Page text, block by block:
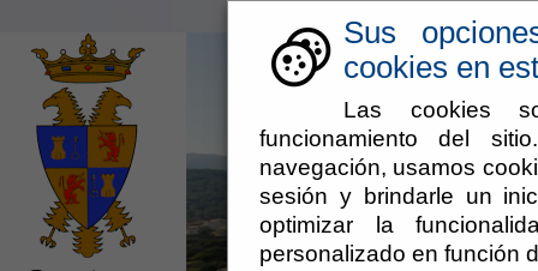
Sus
cookies en
Las cookies
funcionamiento del
navegación, usamos
sesión y brindarle un
optimizar la
personalizado en función